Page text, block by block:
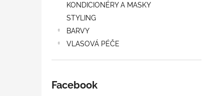
KONDICIONÉRY A MASKY
STYLING
BARVY
VLASOVÁ PÉČE
Facebook